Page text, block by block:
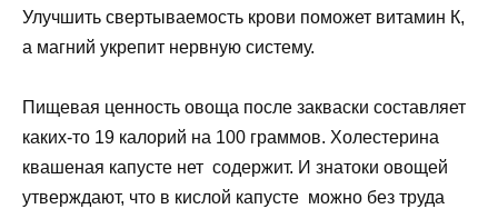
Улучшить свертываемость крови поможет витамин К,
а магний укрепит нервную систему.
Пищевая ценность овоща после закваски составляет
каких-то 19 калорий на 100 граммов. Холестерина
квашеная капусте нет содержит. И знатоки овощей
утверждают, что в кислой капусте можно без труда